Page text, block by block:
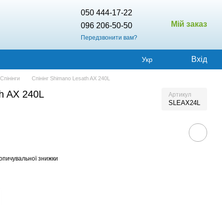
050 444-17-22
096 206-50-50
Передзвонити вам?
Мій заказ
Укр Вхід
Спінінги Спінінг Shimano Lesath AX 240L
AX 240L Артикул
SLEAX24L
знижки